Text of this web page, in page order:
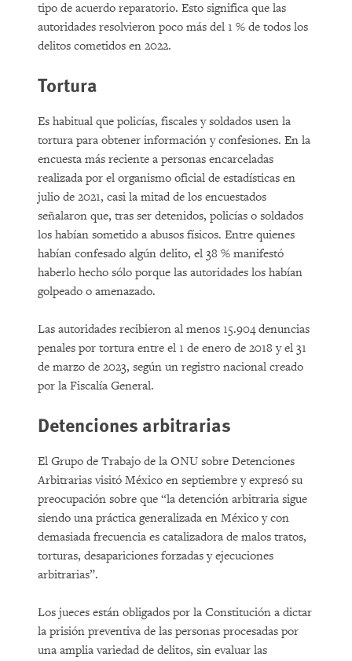
tipo de acuerdo reparatorio. Esto significa que las
autoridades resolvieron poco más del 1 % de todos los
delitos cometidos en 2022.
Tortura
Es habitual que policías, fiscales y soldados usen la
tortura para obtener información y confesiones. En la
encuesta más reciente a personas encarceladas
realizada por el organismo oficial de estadísticas en
julio de 2021, casi la mitad de los encuestados
señalaron que, tras ser detenidos, policías o soldados
los habían sometido a abusos físicos. Entre quienes
habían confesado algún delito, el 38 % manifestó
haberlo hecho sólo porque las autoridades los habían
golpeado o amenazado.
Las autoridades recibieron al menos 15.904 denuncias
penales por tortura entre el 1 de enero de 2018 y el 31
de marzo de 2023, según un registro nacional creado
por la Fiscalía General.
Detenciones arbitrarias
El Grupo de Trabajo de la ONU sobre Detenciones
Arbitrarias visitó México en septiembre y expresó su
preocupación sobre que “la detención arbitraria sigue
siendo una práctica generalizada en México y con
demasiada frecuencia es catalizadora de malos tratos,
torturas, desapariciones forzadas y ejecuciones
arbitrarias”.
Los jueces están obligados por la Constitución a dictar
la prisión preventiva de las personas procesadas por
una amplia variedad de delitos, sin evaluar las